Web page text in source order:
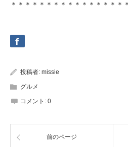
＊＊＊＊＊＊＊＊＊＊＊＊＊＊＊＊
投稿者: missie
グルメ
コメント: 0
前のページ